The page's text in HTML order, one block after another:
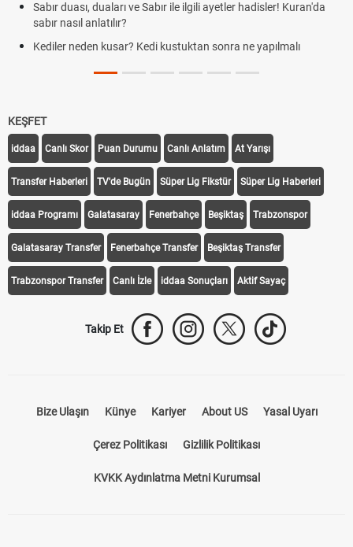
Sabır duası, duaları ve Sabır ile ilgili ayetler hadisler! Kuran'da
sabır nasıl anlatılır?
Kediler neden kusar? Kedi kustuktan sonra ne yapılmalı
KEŞFET
iddaa Canlı Skor Puan Durumu Canlı Anlatım At Yarışı
Transfer Haberleri TV'de Bugün Süper Lig Fikstür Süper Lig Haberleri
iddaa Programı Galatasaray Fenerbahçe Beşiktaş Trabzonspor
Galatasaray Transfer Fenerbahçe Transfer Beşiktaş Transfer
Trabzonspor Transfer Canlı İzle iddaa Sonuçları Aktif Sayaç
Takip Et
Bize Ulaşın Künye Kariyer About US Yasal Uyarı
Çerez Politikası Gizlilik Politikası
KVKK Aydınlatma Metni Kurumsal